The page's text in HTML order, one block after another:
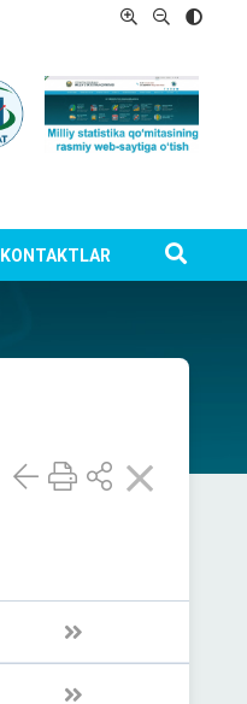
KONTAKTLAR